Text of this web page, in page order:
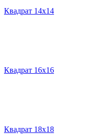
Квадрат 14х14
Квадрат 16х16
Квадрат 18х18